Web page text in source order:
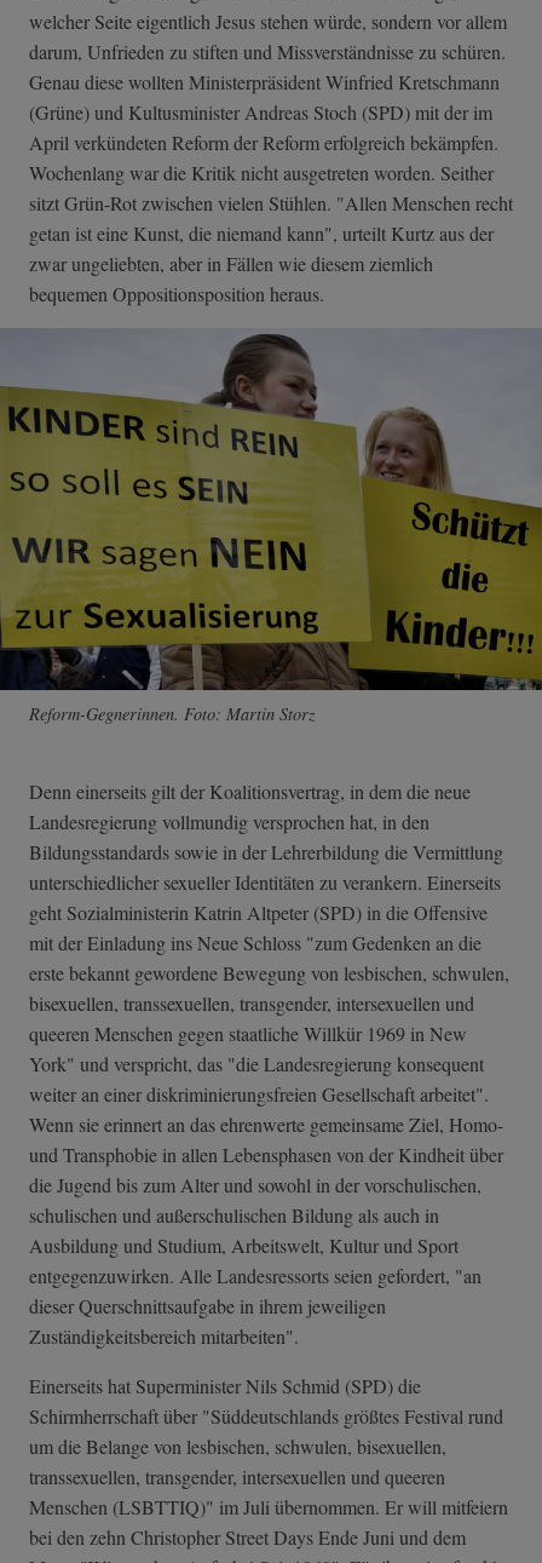
welcher Seite eigentlich Jesus stehen würde, sondern vor allem
darum, Unfrieden zu stiften und Missverständnisse zu schüren.
Genau diese wollten Ministerpräsident Winfried Kretschmann
(Grüne) und Kultusminister Andreas Stoch (SPD) mit der im
April verkündeten Reform der Reform erfolgreich bekämpfen.
Wochenlang war die Kritik nicht ausgetreten worden. Seither
sitzt Grün-Rot zwischen vielen Stühlen. "Allen Menschen recht
getan ist eine Kunst, die niemand kann", urteilt Kurtz aus der
zwar ungeliebten, aber in Fällen wie diesem ziemlich
bequemen Oppositionsposition heraus.
Reform-Gegnerinnen. Foto: Martin Storz
Denn einerseits gilt der Koalitionsvertrag, in dem die neue
Landesregierung vollmundig versprochen hat, in den
Bildungsstandards sowie in der Lehrerbildung die Vermittlung
unterschiedlicher sexueller Identitäten zu verankern. Einerseits
geht Sozialministerin Katrin Altpeter (SPD) in die Offensive
mit der Einladung ins Neue Schloss "zum Gedenken an die
erste bekannt gewordene Bewegung von lesbischen, schwulen,
bisexuellen, transsexuellen, transgender, intersexuellen und
queeren Menschen gegen staatliche Willkür 1969 in New
York" und verspricht, das "die Landesregierung konsequent
weiter an einer diskriminierungsfreien Gesellschaft arbeitet".
Wenn sie erinnert an das ehrenwerte gemeinsame Ziel, Homo-
und Transphobie in allen Lebensphasen von der Kindheit über
die Jugend bis zum Alter und sowohl in der vorschulischen,
schulischen und außerschulischen Bildung als auch in
Ausbildung und Studium, Arbeitswelt, Kultur und Sport
entgegenzuwirken. Alle Landesressorts seien gefordert, "an
dieser Querschnittsaufgabe in ihrem jeweiligen
Zuständigkeitsbereich mitarbeiten".
Einerseits hat Superminister Nils Schmid (SPD) die
Schirmherrschaft über "Süddeutschlands größtes Festival rund
um die Belange von lesbischen, schwulen, bisexuellen,
transsexuellen, transgender, intersexuellen und queeren
Menschen (LSBTTIQ)" im Juli übernommen. Er will mitfeiern
bei den zehn Christopher Street Days Ende Juni und dem